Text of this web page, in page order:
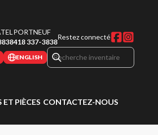
PORTNEUF
418 337-3838
Restez connecté
ENGLISH
ET PIÈCES CONTACTEZ-NOUS